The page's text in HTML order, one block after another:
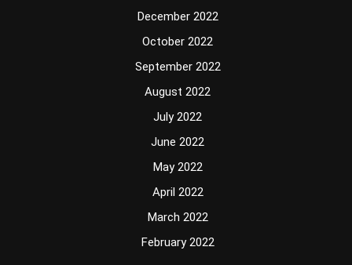
December 2022
October 2022
September 2022
August 2022
July 2022
June 2022
May 2022
April 2022
March 2022
February 2022